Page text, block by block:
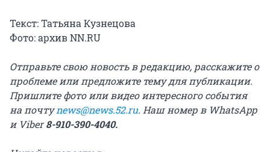
Текст: Татьяна Кузнецова
Фото: архив NN.RU
Отправьте свою новость в редакцию, расскажите о
проблеме или предложите тему для публикации.
Пришлите фото или видео интересного события
на почтуnews@news.52.ru. Наш номер в WhatsApp
и Viber8-910-390-4040.